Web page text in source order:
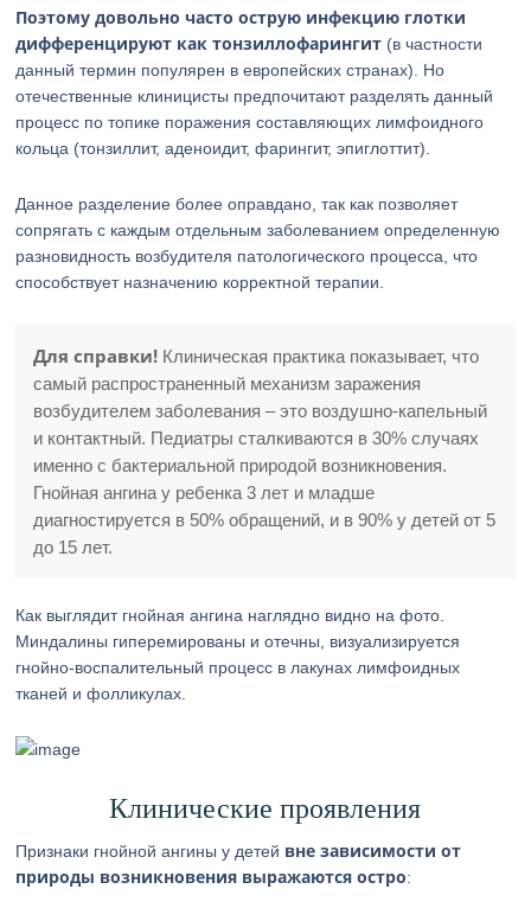
Поэтому довольно часто острую инфекцию глотки
дифференцируют как тонзиллофарингит (в частности
данный термин популярен в европейских странах). Но
отечественные клиницисты предпочитают разделять данный
процесс по топике поражения составляющих лимфоидного
кольца (тонзиллит, аденоидит, фарингит, эпиглоттит).
Данное разделение более оправдано, так как позволяет
сопрягать с каждым отдельным заболеванием определенную
разновидность возбудителя патологического процесса, что
способствует назначению корректной терапии.
Для справки! Клиническая практика показывает, что
самый распространенный механизм заражения
возбудителем заболевания – это воздушно-капельный
и контактный. Педиатры сталкиваются в 30% случаях
именно с бактериальной природой возникновения.
Гнойная ангина у ребенка 3 лет и младше
диагностируется в 50% обращений, и в 90% у детей от 5
до 15 лет.
Как выглядит гнойная ангина наглядно видно на фото.
Миндалины гиперемированы и отечны, визуализируется
гнойно-воспалительный процесс в лакунах лимфоидных
тканей и фолликулах.
Клинические проявления
Признаки гнойной ангины у детей вне зависимости от
природы возникновения выражаются остро: